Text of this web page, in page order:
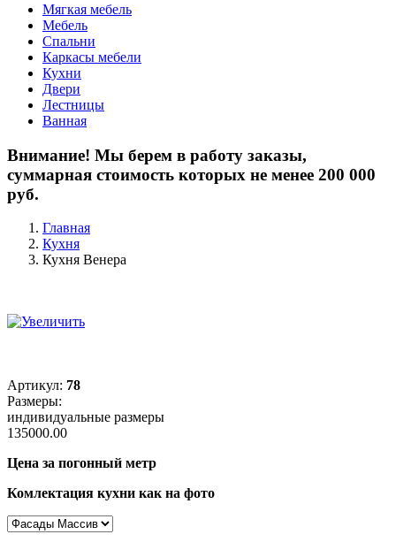
Мягкая мебель
Мебель
Спальни
Каркасы мебели
Кухни
Двери
Лестницы
Ванная
Внимание! Мы берем в работу заказы,
суммарная стоимость которых не менее 200 000
руб.
Главная
Кухня
Кухня Венера
Артикул: 78
Размеры:
индивидуальные размеры
135000.00
Цена за погонный метр
Комлектация кухни как на фото